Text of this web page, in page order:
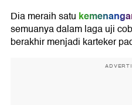
Dia meraih satu
semuanya dalam laga uji
berakhir menjadi karteker